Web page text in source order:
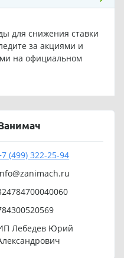
для снижения ставки
за акциями и
на официальном
(499) 322-25-94
Лебедев Юрий